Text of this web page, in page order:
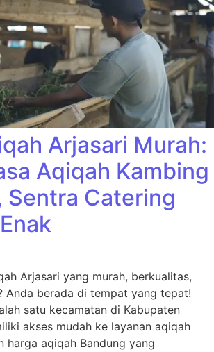
Arjasari Murah:
Aqiqah Kambing
Sentra Catering
Arjasari yang murah, berkualitas,
Anda berada di tempat yang tepat!
satu kecamatan di Kabupaten
akses mudah ke layanan aqiqah
harga aqiqah Bandung yang